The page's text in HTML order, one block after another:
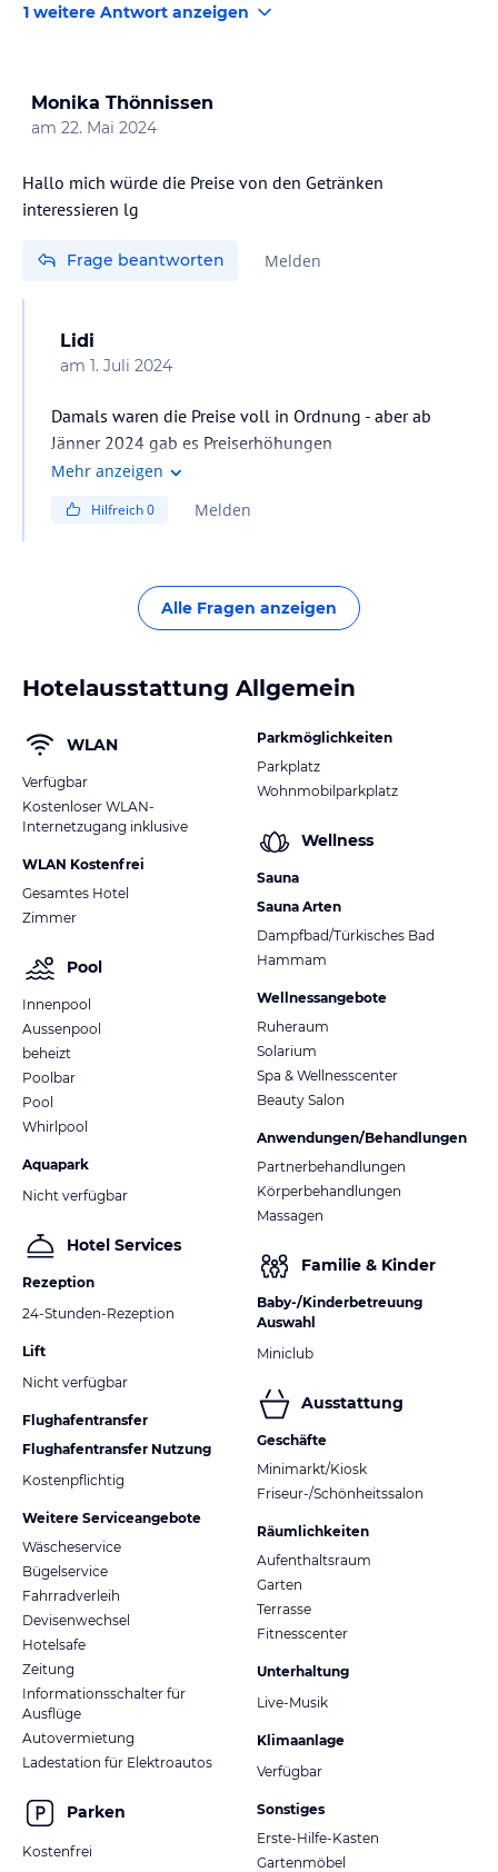
1 weitere Antwort anzeigen
Monika Thönnissen
am 22. Mai 2024
Hallo mich würde die Preise von den Getränken
interessieren lg
Frage beantworten Melden
Lidi
am 1. Juli 2024
Damals waren die Preise voll in Ordnung - aber ab
Jänner 2024 gab es Preiserhöhungen
Mehr anzeigen
Hilfreich0 Melden
Alle Fragen anzeigen
Hotelausstattung Allgemein
WLAN
Verfügbar
Kostenloser WLAN-
Internetzugang inklusive
WLAN Kostenfrei
Gesamtes Hotel
Zimmer
Pool
Innenpool
Aussenpool
beheizt
Poolbar
Pool
Whirlpool
Aquapark
Nicht verfügbar
Hotel Services
Rezeption
24-Stunden-Rezeption
Lift
Nicht verfügbar
Flughafentransfer
Flughafentransfer Nutzung
Kostenpflichtig
Weitere Serviceangebote
Wäscheservice
Bügelservice
Fahrradverleih
Devisenwechsel
Hotelsafe
Zeitung
Informationsschalter für
Ausflüge
Autovermietung
Ladestation für Elektroautos
Parken
Kostenfrei
Parkmöglichkeiten
Parkplatz
Wohnmobilparkplatz
Wellness
Sauna
Sauna Arten
Dampfbad/Türkisches Bad
Hammam
Wellnessangebote
Ruheraum
Solarium
Spa & Wellnesscenter
Beauty Salon
Anwendungen/Behandlungen
Partnerbehandlungen
Körperbehandlungen
Massagen
Familie & Kinder
Baby-/Kinderbetreuung
Auswahl
Miniclub
Ausstattung
Geschäfte
Minimarkt/Kiosk
Friseur-/Schönheitssalon
Räumlichkeiten
Aufenthaltsraum
Garten
Terrasse
Fitnesscenter
Unterhaltung
Live-Musik
Klimaanlage
Verfügbar
Sonstiges
Erste-Hilfe-Kasten
Gartenmöbel